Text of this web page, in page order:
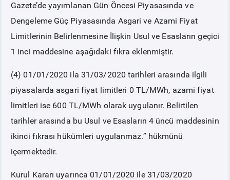
DUYURULAR
BT HİZMET YÖNETİM SİSTEMİ POLİTİKAMIZ
Gazete’de yayımlanan Gün Öncesi Piyasasında ve
Dengeleme Güç Piyasasında Asgari ve Azami Fiyat
Limitlerinin Belirlenmesine İlişkin Usul ve Esasların geçici
1 inci maddesine aşağıdaki fıkra eklenmiştir.
(4) 01/01/2020 ila 31/03/2020 tarihleri arasında ilgili
piyasalarda asgari fiyat limitleri 0 TL/MWh, azami fiyat
limitleri ise 600 TL/MWh olarak uygulanır. Belirtilen
tarihler arasında bu Usul ve Esasların 4 üncü maddesinin
ikinci fıkrası hükümleri uygulanmaz.” hükmünü
içermektedir.
Kurul Kararı uyarınca 01/01/2020 ile 31/03/2020